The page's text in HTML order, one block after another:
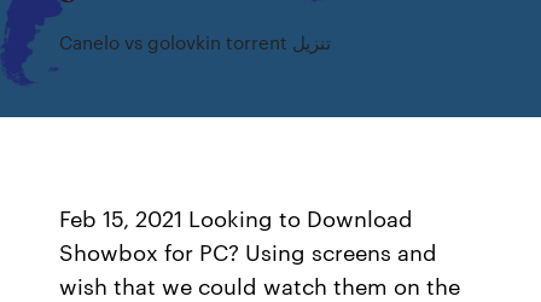
Canelo vs golovkin torrent تنزيل
Feb 15, 2021 Looking to Download
Showbox for PC? Using screens and
wish that we could watch them on the